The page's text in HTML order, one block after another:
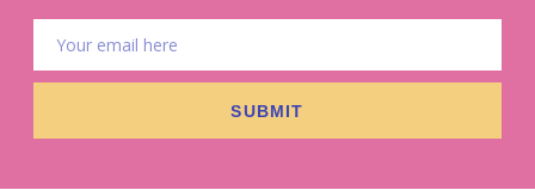
SUBMIT